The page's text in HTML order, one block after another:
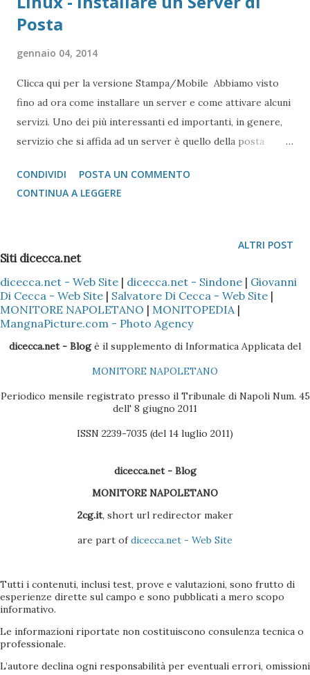
Posta
gennaio 04, 2014
Clicca qui per la versione Stampa/Mobile Abbiamo visto
fino ad ora come installare un server e come attivare alcuni
servizi. Uno dei più interessanti ed importanti, in genere,
servizio che si affida ad un server è quello della posta
che gestiscono la posta (ad esempio Hotmail, GMail, Yahoo,
etc...) quando si gestisce un server anche di una piccola
gestire è superiore a quella che questi servizi (e servizi
simili tipo aruba.it) possono offrire in termini di spazio.
CONDIVIDI
POSTA UN COMMENTO
CONTINUA A LEGGERE
ALTRI POST
Siti dicecca.net
dicecca.net - Web Site | dicecca.net - Sindone | Giovanni
Di Cecca - Web Site | Salvatore Di Cecca - Web Site |
MONITORE NAPOLETANO | MONITOPEDIA |
MangnaPicture.com - Photo Agency
dicecca.net - Blogè il supplemento di Informatica Applicata del
MONITORE NAPOLETANO
Periodico mensile registrato presso il Tribunale di Napoli Num. 45
dell' 8 giugno 2011
ISSN 2239-7035 (del 14 luglio 2011)
dicecca.net - Blog
MONITORE NAPOLETANO
2cg.it, short url redirector maker
are part ofdicecca.net - Web Site
Tutti i contenuti, inclusi test, prove e valutazioni, sono frutto di
esperienze dirette sul campo e sono pubblicati a mero scopo
informativo.
Le informazioni riportate non costituiscono consulenza tecnica o
professionale.
L’autore declina ogni responsabilità per eventuali errori, omissioni